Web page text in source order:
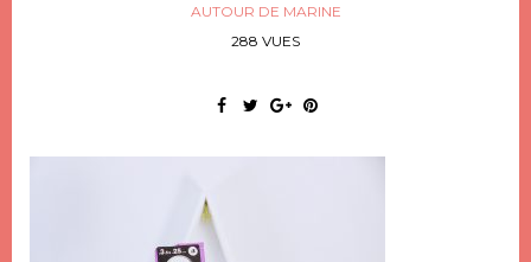
AUTOUR DE MARINE
288 VUES